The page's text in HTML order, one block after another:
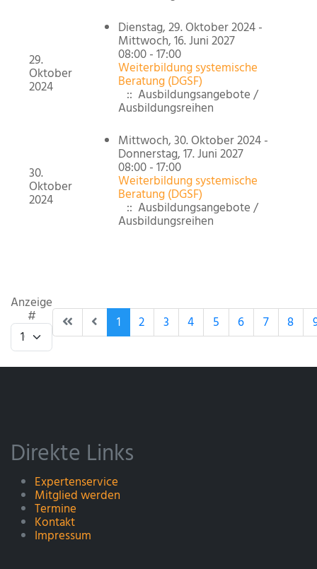
29.
Oktober
2024
Dienstag, 29. Oktober 2024 -
Mittwoch, 16. Juni 2027
08:00 - 17:00
Weiterbildung systemische
Beratung (DGSF)
:: Ausbildungsangebote /
Ausbildungsreihen
30.
Oktober
2024
Mittwoch, 30. Oktober 2024 -
Donnerstag, 17. Juni 2027
08:00 - 17:00
Weiterbildung systemische
Beratung (DGSF)
:: Ausbildungsangebote /
Ausbildungsreihen
Limite der Paginierungsliste
Anzeige
# 1 2 3 4 5 6 7 8
Direkte Links
Expertenservice
Mitglied werden
Termine
Kontakt
Impressum